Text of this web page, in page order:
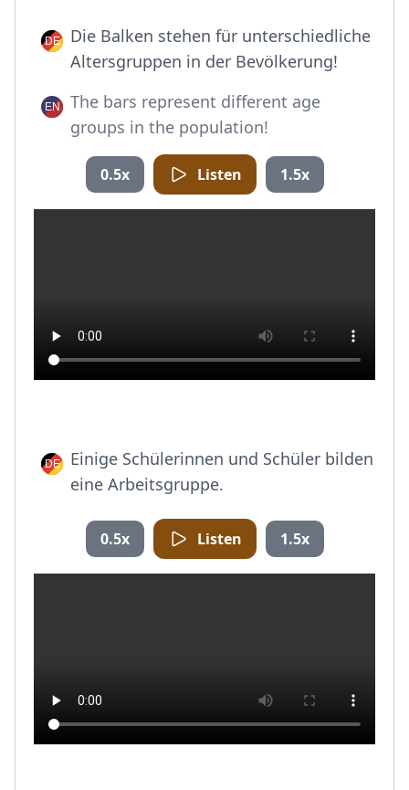
Die Balken stehen für unterschiedliche
Altersgruppen in der Bevölkerung!
The bars represent different age
groups in the population!
0.5x Listen 1.5x
Einige Schülerinnen und Schüler bilden
eine Arbeitsgruppe.
0.5x Listen 1.5x